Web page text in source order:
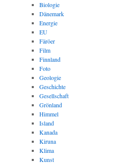
Biologie
Dänemark
Energie
EU
Färöer
Film
Finnland
Foto
Geologie
Geschichte
Gesellschaft
Grönland
Himmel
Island
Kanada
Kiruna
Klima
Kunst